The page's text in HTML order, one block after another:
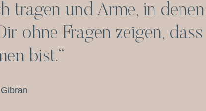
tragen und Arme, in
ohne Fragen zeigen,
bist.“